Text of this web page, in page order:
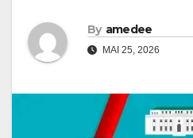
By amedee
MAI 25, 2026